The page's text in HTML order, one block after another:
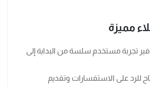
تجربة مستخدم سلسة من البداية إلى
للرد على الاستفسارات وتقديم